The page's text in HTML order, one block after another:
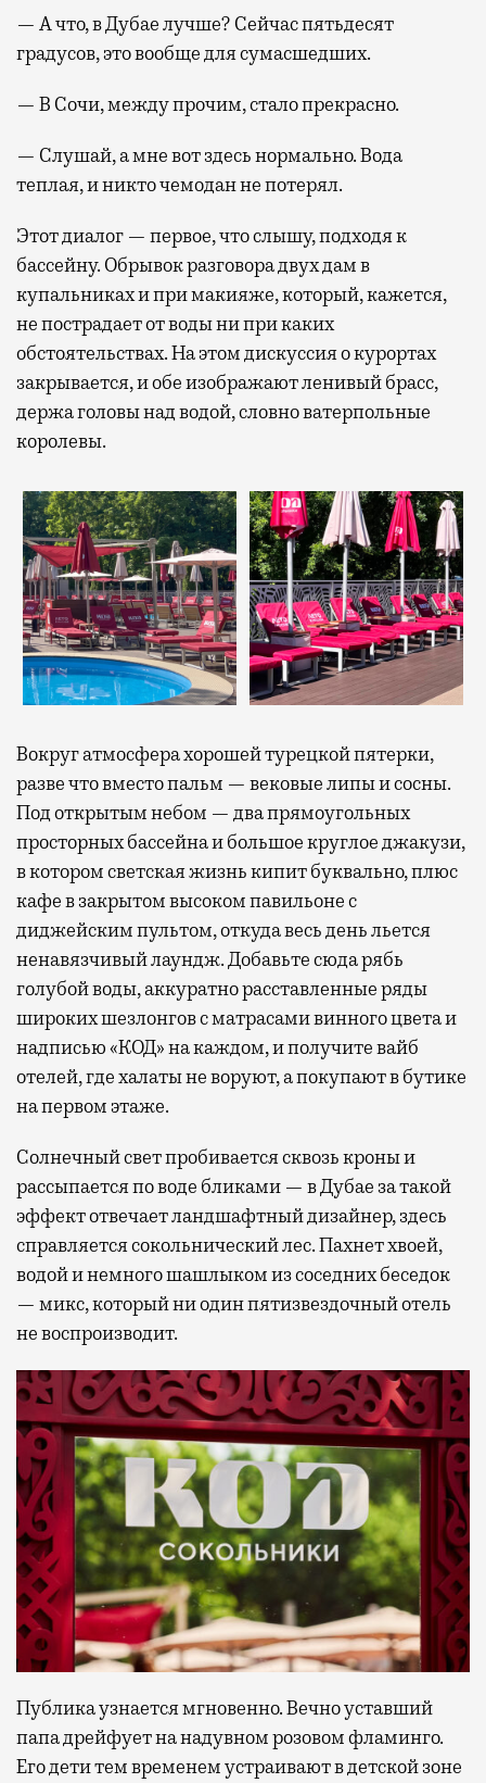
— А что, в Дубае лучше? Сейчас пятьдесят
градусов, это вообще для сумасшедших.
— В Сочи, между прочим, стало прекрасно.
— Слушай, а мне вот здесь нормально. Вода
теплая, и никто чемодан не потерял.
Этот диалог — первое, что слышу, подходя к
бассейну. Обрывок разговора двух дам в
купальниках и при макияже, который, кажется,
не пострадает от воды ни при каких
обстоятельствах. На этом дискуссия о курортах
закрывается, и обе изображают ленивый брасс,
держа головы над водой, словно ватерпольные
королевы.
Вокруг атмосфера хорошей турецкой пятерки,
разве что вместо пальм — вековые липы и сосны.
Под открытым небом — два прямоугольных
просторных бассейна и большое круглое джакузи,
в котором светская жизнь кипит буквально, плюс
кафе в закрытом высоком павильоне с
диджейским пультом, откуда весь день льется
ненавязчивый лаундж. Добавьте сюда рябь
голубой воды, аккуратно расставленные ряды
широких шезлонгов с матрасами винного цвета и
надписью «КОД» на каждом, и получите вайб
отелей, где халаты не воруют, а покупают в бутике
на первом этаже.
Солнечный свет пробивается сквозь кроны и
рассыпается по воде бликами — в Дубае за такой
эффект отвечает ландшафтный дизайнер, здесь
справляется сокольнический лес. Пахнет хвоей,
водой и немного шашлыком из соседних беседок
— микс, который ни один пятизвездочный отель
не воспроизводит.
Публика узнается мгновенно. Вечно уставший
папа дрейфует на надувном розовом фламинго.
Его дети тем временем устраивают в детской зоне